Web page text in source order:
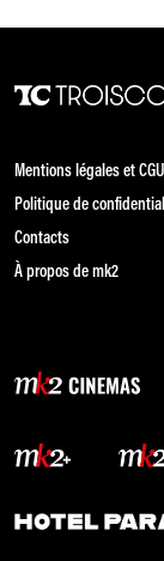
Mentions légales et CGU
Politique de
Contacts
À propos de mk2